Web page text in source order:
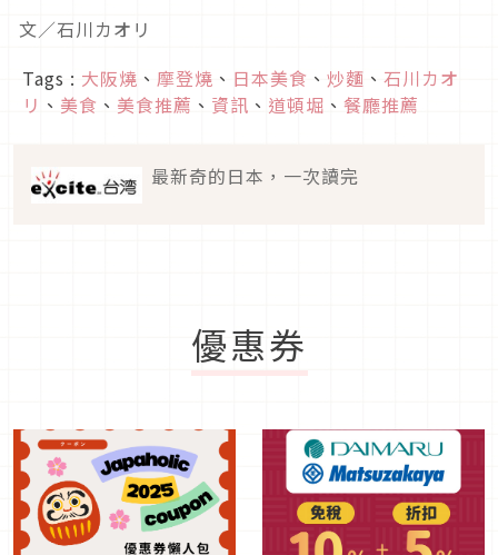
文／石川カオリ
Tags : 大阪燒 、 摩登燒 、 日本美食 、 炒麵 、 石川カオ
リ 、 美食 、 美食推薦 、 資訊 、 道頓堀 、 餐廳推薦
最新奇的日本，一次讀完
優惠券